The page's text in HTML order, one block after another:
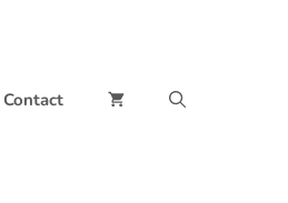
Contact